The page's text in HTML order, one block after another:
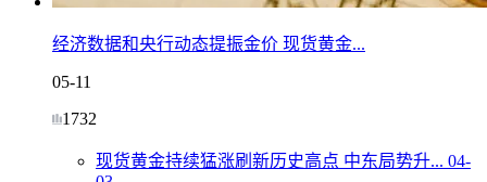
经济数据和央行动态提振金价 现货黄金...
05-11
1732
现货黄金持续猛涨刷新历史高点 中东局势升... 04-